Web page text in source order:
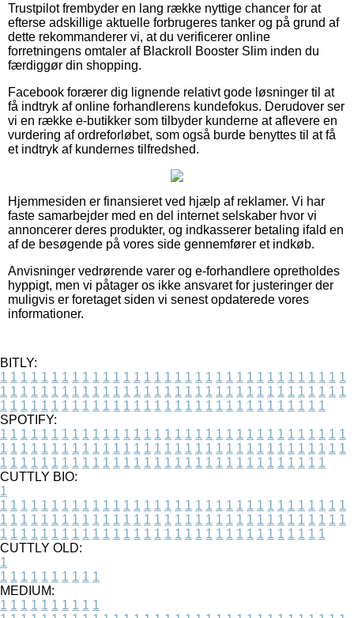
Trustpilot frembyder en lang række nyttige chancer for at
efterse adskillige aktuelle forbrugeres tanker og på grund af
dette rekommanderer vi, at du verificerer online
forretningens omtaler af Blackroll Booster Slim inden du
færdiggør din shopping.
Facebook forærer dig lignende relativt gode løsninger til at
få indtryk af online forhandlerens kundefokus. Derudover ser
vi en række e-butikker som tilbyder kunderne at aflevere en
vurdering af ordreforløbet, som også burde benyttes til at få
et indtryk af kundernes tilfredshed.
Hjemmesiden er finansieret ved hjælp af reklamer. Vi har
faste samarbejder med en del internet selskaber hvor vi
annoncerer deres produkter, og indkasserer betaling ifald en
af de besøgende på vores side gennemfører et indkøb.
Anvisninger vedrørende varer og e-forhandlere opretholdes
hyppigt, men vi påtager os ikke ansvaret for justeringer der
muligvis er foretaget siden vi senest opdaterede vores
informationer.
BITLY:
1 1 1 1 1 1 1 1 1 1 1 1 1 1 1 1 1 1 1 1 1 1 1 1 1 1 1 1 1 1 1 1 1 1
1 1 1 1 1 1 1 1 1 1 1 1 1 1 1 1 1 1 1 1 1 1 1 1 1 1 1 1 1 1 1 1 1 1
1 1 1 1 1 1 1 1 1 1 1 1 1 1 1 1 1 1 1 1 1 1 1 1 1 1 1 1 1 1 1 1
SPOTIFY:
1 1 1 1 1 1 1 1 1 1 1 1 1 1 1 1 1 1 1 1 1 1 1 1 1 1 1 1 1 1 1 1 1 1
1 1 1 1 1 1 1 1 1 1 1 1 1 1 1 1 1 1 1 1 1 1 1 1 1 1 1 1 1 1 1 1 1 1
1 1 1 1 1 1 1 1 1 1 1 1 1 1 1 1 1 1 1 1 1 1 1 1 1 1 1 1 1 1 1 1
CUTTLY BIO:
1
1 1 1 1 1 1 1 1 1 1 1 1 1 1 1 1 1 1 1 1 1 1 1 1 1 1 1 1 1 1 1 1 1 1
1 1 1 1 1 1 1 1 1 1 1 1 1 1 1 1 1 1 1 1 1 1 1 1 1 1 1 1 1 1 1 1 1 1
1 1 1 1 1 1 1 1 1 1 1 1 1 1 1 1 1 1 1 1 1 1 1 1 1 1 1 1 1 1 1 1
CUTTLY OLD:
1
1 1 1 1 1 1 1 1 1 1
MEDIUM:
1 1 1 1 1 1 1 1 1 1